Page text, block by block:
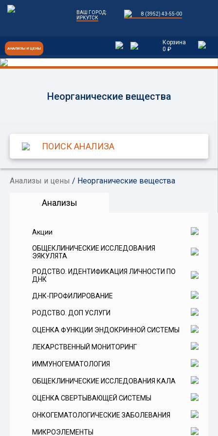
АНАЛИЗЫ И ЦЕНЫ
ВАШ ГОРОД:
ИРКУТСК
8 (3952) 43-55-00
Корзина
0 ₽
Неорганические вещества
Анализы и цены / Неорганические вещества
Анализы
Акции
ОБЩЕКЛИНИЧЕСКИЕ ИССЛЕДОВАНИЯ
ЭЯКУЛЯТА
РОДСТВО. ИДЕНТИФИКАЦИЯ ЛИЧНОСТИ ПО
ДНК
ДНК-ПРОФИЛИРОВАНИЕ
РОДСТВО. ДОП УСЛУГИ
ОЦЕНКА ФУНКЦИИ ЭНДОКРИННОЙ СИСТЕМЫ
Витамины
Оценка функции гипофиза
Оценка эндокринной функции поджелудочной
Оценка функции коры надпочечников
ЛЕКАРСТВЕННЫЙ МОНИТОРИНГ
ИММУНОГЕМАТОЛОГИЯ
ОБЩЕКЛИНИЧЕСКИЕ ИССЛЕДОВАНИЯ КАЛА
ОЦЕНКА СВЕРТЫВАЮЩЕЙ СИСТЕМЫ
ОНКОГЕМАТОЛОГИЧЕСКИЕ ЗАБОЛЕВАНИЯ
МИКРОЭЛЕМЕНТЫ